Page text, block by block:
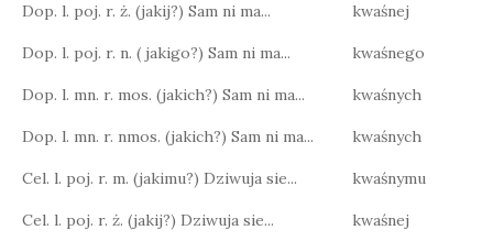
Dop. l. poj. r. ż. (jakij?) Sam ni ma... kwaśnej
Dop. l. poj. r. n. ( jakigo?) Sam ni ma... kwaśnego
Dop. l. mn. r. mos. (jakich?) Sam ni ma... kwaśnych
Dop. l. mn. r. nmos. (jakich?) Sam ni ma... kwaśnych
Cel. l. poj. r. m. (jakimu?) Dziwuja sie... kwaśnymu
Cel. l. poj. r. ż. (jakij?) Dziwuja sie... kwaśnej